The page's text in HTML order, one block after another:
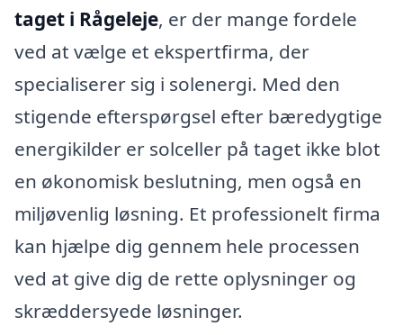
taget i Rågeleje, er der mange fordele
ved at vælge et ekspertfirma, der
specialiserer sig i solenergi. Med den
stigende efterspørgsel efter bæredygtige
energikilder er solceller på taget ikke blot
en økonomisk beslutning, men også en
miljøvenlig løsning. Et professionelt firma
kan hjælpe dig gennem hele processen
ved at give dig de rette oplysninger og
skræddersyede løsninger.